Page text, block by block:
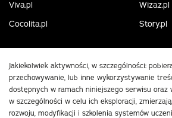
Viva.pl
Wizaz.pl
Cocolita.pl
Story.pl
Jakiekolwiek aktywności, w szczególności:
przechowywanie, lub inne wykorzystywanie
dostępnych w ramach niniejszego serwisu oraz
w szczególności w celu ich eksploracji,
rozwoju, modyfikacji i szkolenia systemów